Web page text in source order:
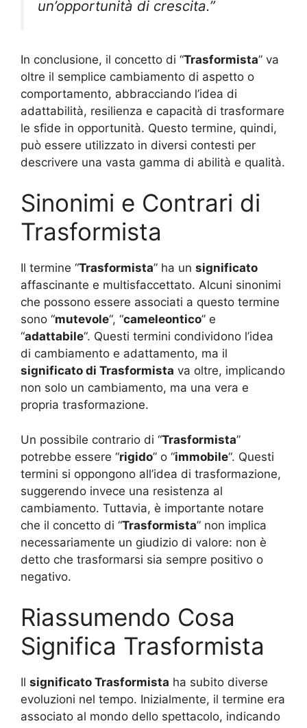
un’opportunità di crescita.”
In conclusione, il concetto di “Trasformista” va
oltre il semplice cambiamento di aspetto o
comportamento, abbracciando l’idea di
adattabilità, resilienza e capacità di trasformare
le sfide in opportunità. Questo termine, quindi,
può essere utilizzato in diversi contesti per
descrivere una vasta gamma di abilità e qualità.
Sinonimi e Contrari di
Trasformista
Il termine “Trasformista” ha un significato
affascinante e multisfaccettato. Alcuni sinonimi
che possono essere associati a questo termine
sono “mutevole“, “cameleontico” e
“adattabile“. Questi termini condividono l’idea
di cambiamento e adattamento, ma il
significato di Trasformista va oltre, implicando
non solo un cambiamento, ma una vera e
propria trasformazione.
Un possibile contrario di “Trasformista”
potrebbe essere “rigido” o “immobile“. Questi
termini si oppongono all’idea di trasformazione,
suggerendo invece una resistenza al
cambiamento. Tuttavia, è importante notare
che il concetto di “Trasformista” non implica
necessariamente un giudizio di valore: non è
detto che trasformarsi sia sempre positivo o
negativo.
Riassumendo Cosa
Significa Trasformista
Il significato Trasformista ha subito diverse
evoluzioni nel tempo. Inizialmente, il termine era
associato al mondo dello spettacolo, indicando